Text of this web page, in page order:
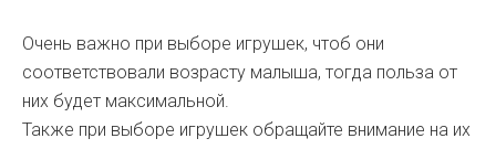
Очень важно при выборе игрушек, чтоб они
соответствовали возрасту малыша, тогда польза от
них будет максимальной.
Также при выборе игрушек обращайте внимание на их